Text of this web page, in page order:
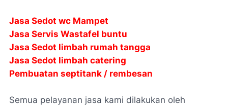
Jasa Sedot wc Mampet
Jasa Servis Wastafel buntu
Jasa Sedot limbah rumah tangga
Jasa Sedot limbah catering
Pembuatan septitank / rembesan
Semua pelayanan jasa kami dilakukan oleh